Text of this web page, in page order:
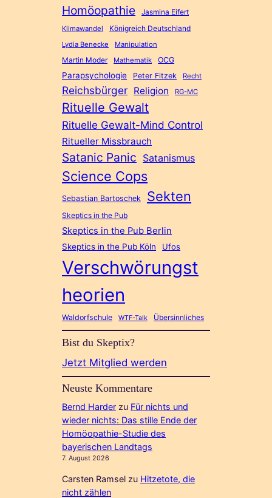
Homöopathie Jasmina Eifert
Klimawandel Königreich Deutschland
Lydia Benecke Manipulation
Martin Moder Mathematik OCG
Parapsychologie Peter Fitzek Recht
Reichsbürger Religion RG-MC
Rituelle Gewalt
Rituelle Gewalt-Mind Control
Ritueller Missbrauch
Satanic Panic Satanismus
Science Cops
Sebastian Bartoschek Sekten
Skeptics in the Pub
Skeptics in the Pub Berlin
Skeptics in the Pub Köln Ufos
Verschwörungst
heorien
Waldorfschule WTF-Talk Übersinnliches
Bist du Skeptix?
Jetzt Mitglied werden
Neuste Kommentare
Bernd Harder zu Für nichts und
wieder nichts: Das stille Ende der
Homöopathie-Studie des
bayerischen Landtags
7. August 2026
Carsten Ramsel zu Hitzetote, die
nicht zählen